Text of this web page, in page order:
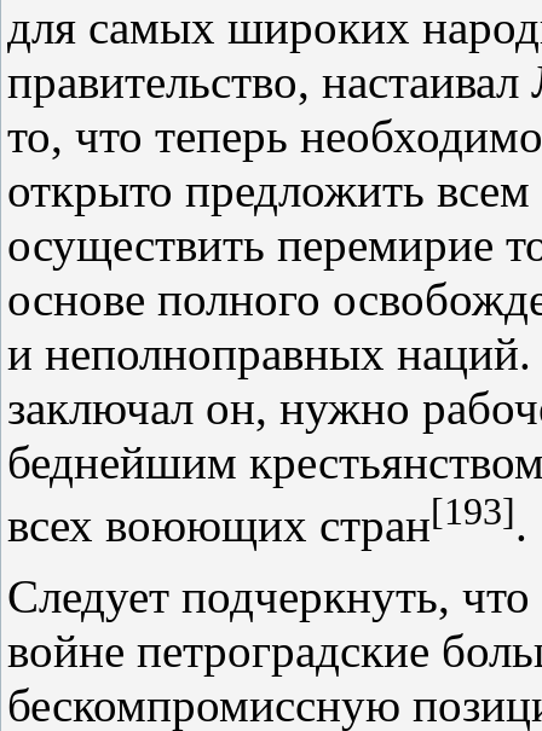
для самых широких
правительство,
то, что теперь
открыто предложить
осуществить перемирие
основе полного
и неполноправных
заключал он, нужно
беднейшим
всех воюющих стран[193].
Следует подчеркнуть,
войне петроградские
бескомпромиссную